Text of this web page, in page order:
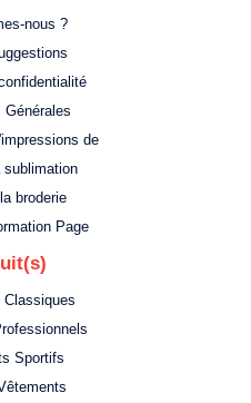
nous ?
Générales
de
sublimation
broderie
Page
Sportifs